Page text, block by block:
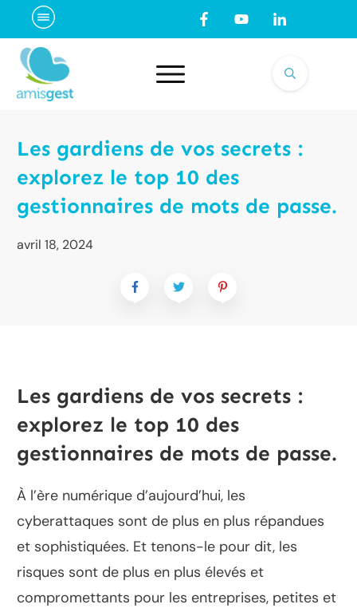
Les gardiens de vos secrets :
explorez le top 10 des
gestionnaires de mots de passe.
avril 18, 2024
Les gardiens de vos secrets :
explorez le top 10 des
gestionnaires de mots de passe.
À l’ère numérique d’aujourd’hui, les
cyberattaques sont de plus en plus répandues
et sophistiquées. Et tenons-le pour dit, les
risques sont de plus en plus élevés et
compromettants pour les entreprises, petites et